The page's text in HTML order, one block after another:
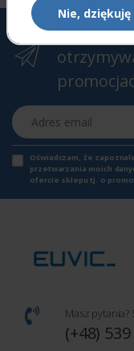
Nie, dziękuję
Zapisz
Adres email
Oświadczam, że
przetwarzania moich
ofercie sklepu tj. o
Masz pytania?
(+48)